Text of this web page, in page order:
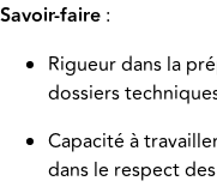
Savoir-faire :
Rigueur dans la
dossiers
Capacité à
dans le respect